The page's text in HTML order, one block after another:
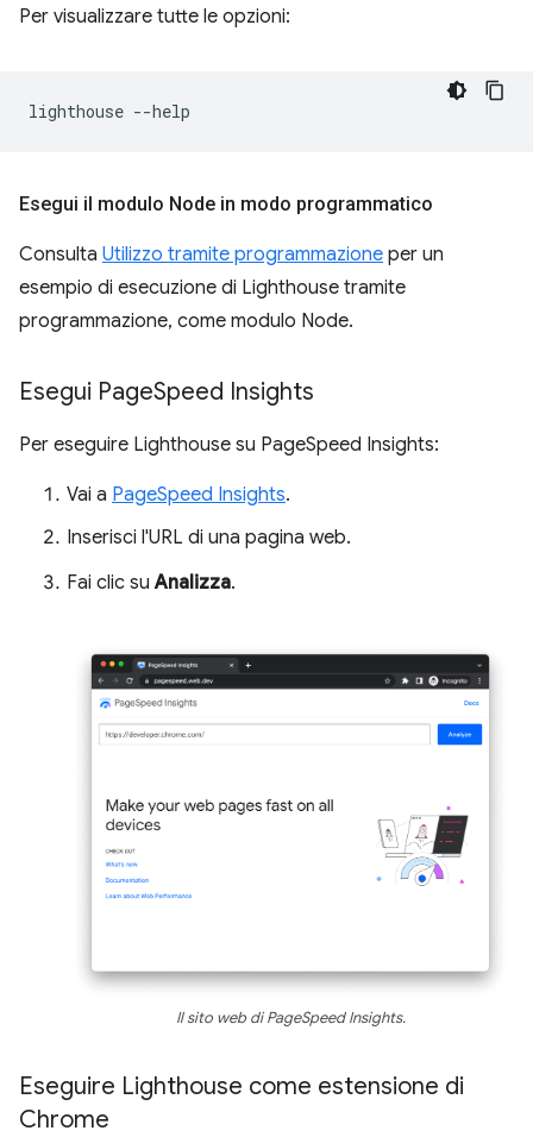
Per visualizzare tutte le opzioni:
lighthouse
Esegui il modulo Node in modo programmatico
Consulta Utilizzo tramite programmazione per un
esempio di esecuzione di Lighthouse tramite
programmazione, come modulo Node.
Esegui PageSpeed Insights
Per eseguire Lighthouse su PageSpeed Insights:
Vai a PageSpeed Insights.
Inserisci l'URL di una pagina web.
Fai clic suAnalizza.
Il sito web di PageSpeed Insights.
Eseguire Lighthouse come estensione di
Chrome